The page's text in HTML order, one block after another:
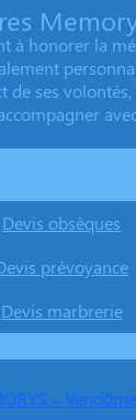
à honorer la
de ses
Devis obsèques
prévoyance
Devis marbrerie
– Vendôme